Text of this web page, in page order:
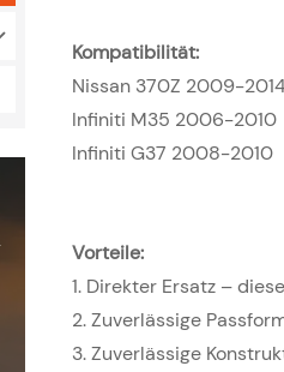
Kompatibilität:
Nissan 370Z 2009-
Infiniti M35 2006-2010
Infiniti G37 2008-2010
Vorteile:
1. Direkter Ersatz –
2. Zuverlässige
3. Zuverlässige